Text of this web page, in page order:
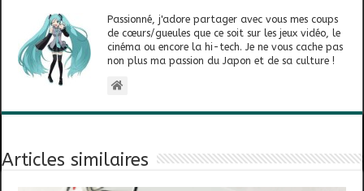
Passionné, j'adore partager avec vous mes coups
de cœurs/gueules que ce soit sur les jeux vidéo, le
cinéma ou encore la hi-tech. Je ne vous cache pas
non plus ma passion du Japon et de sa culture !
Articles similaires